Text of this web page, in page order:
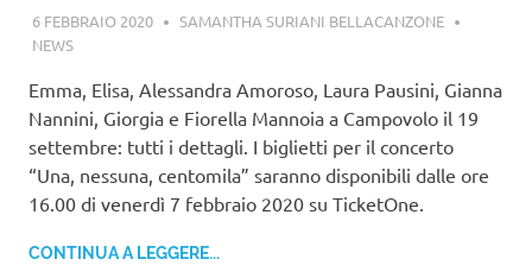
6 FEBBRAIO 2020
SAMANTHA SURIANI BELLACANZONE
NEWS
Emma, Elisa, Alessandra Amoroso, Laura Pausini, Gianna
Nannini, Giorgia e Fiorella Mannoia a Campovolo il 19
settembre: tutti i dettagli. I biglietti per il concerto
“Una, nessuna, centomila” saranno disponibili dalle ore
16.00 di venerdì 7 febbraio 2020 su TicketOne.
CONTINUA A LEGGERE...